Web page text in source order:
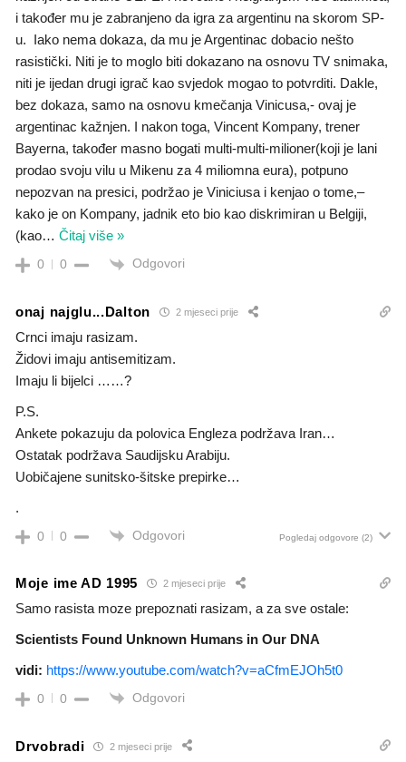
i također mu je zabranjeno da igra za argentinu na skorom SP-
u. Iako nema dokaza, da mu je Argentinac dobacio nešto
rasistički. Niti je to moglo biti dokazano na osnovu TV snimaka,
niti je ijedan drugi igrač kao svjedok mogao to potvrditi. Dakle,
bez dokaza, samo na osnovu kmečanja Vinicusa,- ovaj je
argentinac kažnjen. I nakon toga, Vincent Kompany, trener
Bayerna, također masno bogati multi-multi-milioner(koji je lani
prodao svoju vilu u Mikenu za 4 miliomna eura), potpuno
nepozvan na presici, podržao je Viniciusa i kenjao o tome,–
kako je on Kompany, jadnik eto bio kao diskrimiran u Belgiji,
(kao… Čitaj više »
0 0 Odgovori
onaj najglu...Dalton 2 mjeseci prije
Crnci imaju rasizam.
Židovi imaju antisemitizam.
Imaju li bijelci ……?
P.S.
Ankete pokazuju da polovica Engleza podržava Iran…
Ostatak podržava Saudijsku Arabiju.
Uobičajene sunitsko-šitske prepirke…
.
0 0 Odgovori Pogledaj odgovore (2)
Moje ime AD 1995 2 mjeseci prije
Samo rasista moze prepoznati rasizam, a za sve ostale:
Scientists Found Unknown Humans in Our DNA
vidi: https://www.youtube.com/watch?v=aCfmEJOh5t0
0 0 Odgovori
Drvobradi 2 mjeseci prije